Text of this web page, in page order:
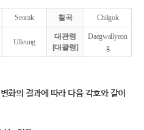
Seorak 칠곡 Chilgok
Ulleung
대관령
[대괄령]
Daegwallyeon
g
화의 결과에 따라 다음 각호와 같이